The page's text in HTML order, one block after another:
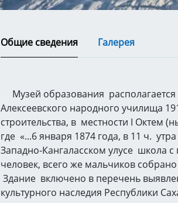
Общие сведения Галерея
Музей образования
Алексеевского народного училища
строительства, в местности I Октем
где «...6 января 1874 года, в 11 ч.
Западно-Кангаласском улусе школа
человек, всего же мальчиков
Здание включено в перечень
культурного наследия Республики